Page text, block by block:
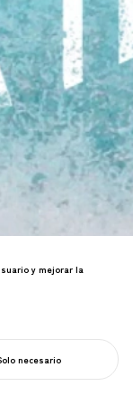
fomenta la protección
el mar con el amor
y mejorar la
necesario